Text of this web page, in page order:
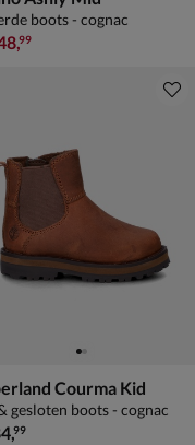
boots - cognac
69,99 voor € 48,99
,99
Courma Kid
gesloten boots - cognac
84,99
,99